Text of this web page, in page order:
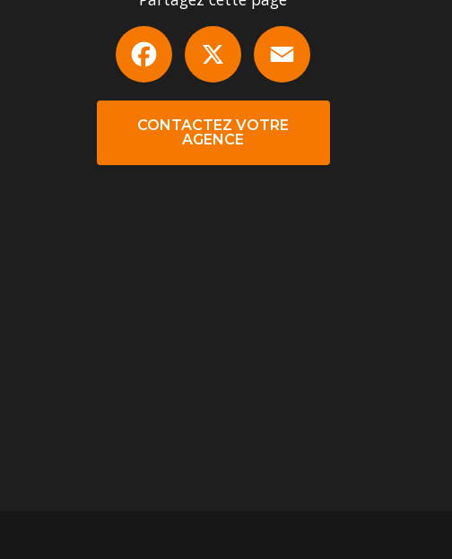
Facebook
CONTACTEZ VOTRE
AGENCE